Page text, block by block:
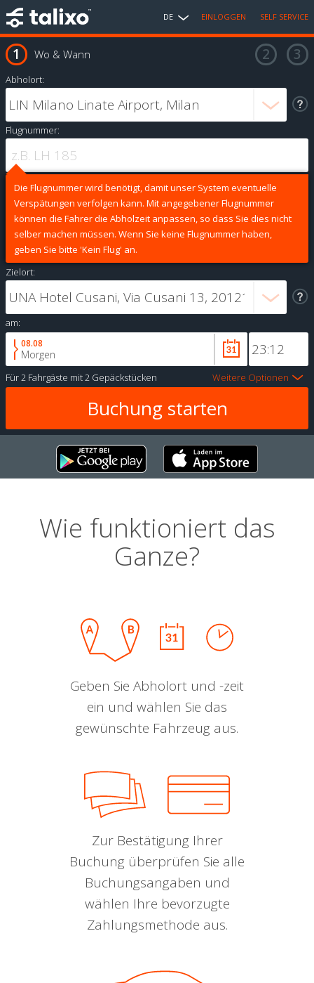
DE EINLOGGEN SELF SERVICE
Wo & Wann
Abholort:
Flugnummer:
Die Flugnummer wird benötigt, damit unser System eventuelle
Verspätungen verfolgen kann. Mit angegebener Flugnummer
können die Fahrer die Abholzeit anpassen, so dass Sie dies nicht
selber machen müssen. Wenn Sie keine Flugnummer haben,
geben Sie bitte 'Kein Flug' an.
Zielort:
am:
08.08
Morgen
Für2 Fahrgäste mit2 Gepäckstücken Weitere Optionen
Wie funktioniert das
Ganze?
Geben Sie Abholort und -zeit
ein und wählen Sie das
gewünschte Fahrzeug aus.
Zur Bestätigung Ihrer
Buchung überprüfen Sie alle
Buchungsangaben und
wählen Ihre bevorzugte
Zahlungsmethode aus.